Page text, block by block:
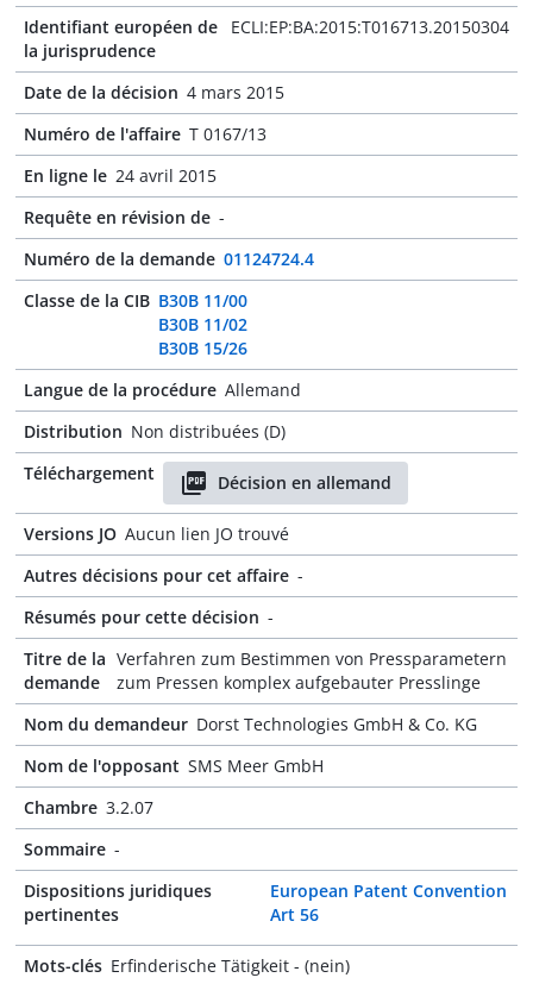
Identifiant européen de
la jurisprudence
ECLI:EP:BA:2015:T016713.20150304
Date de la décision 4 mars 2015
Numéro de l'affaire T 0167/13
En ligne le 24 avril 2015
Requête en révision de -
Numéro de la demande 01124724.4
Classe de la CIB B30B 11/00
B30B 11/02
B30B 15/26
Langue de la procédure Allemand
Distribution Non distribuées (D)
Téléchargement
Décision en allemand
Versions JO Aucun lien JO trouvé
Autres décisions pour cet affaire -
Résumés pour cette décision -
Titre de la
demande
Verfahren zum Bestimmen von Pressparametern
zum Pressen komplex aufgebauter Presslinge
Nom du demandeur Dorst Technologies GmbH & Co. KG
Nom de l'opposant SMS Meer GmbH
Chambre 3.2.07
Sommaire -
Dispositions juridiques
pertinentes
European Patent Convention
Art 56
Mots-clés Erfinderische Tätigkeit - (nein)